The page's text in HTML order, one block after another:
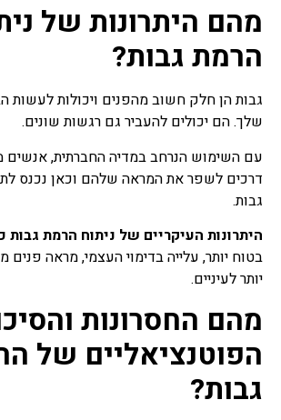
מהם היתרונות של
הרמת גבות?
גבות הן חלק חשוב מהפנים ויכולות לעשות
שלך. הם יכולים להעביר גם רגשות שונים.
עם השימוש הנרחב במדיה החברתית,
דרכים לשפר את המראה שלהם וכאן נכנס
גבות.
היתרונות העיקריים של ניתוח הרמת גבות
בטוח יותר, עלייה בדימוי העצמי, מראה פנים
יותר לעיניים.
מהם החסרונות
הפוטנציאליים של
גבות?